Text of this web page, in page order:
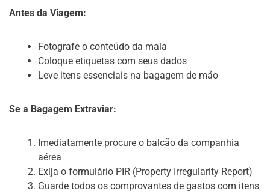
Antes da Viagem:
Fotografe o conteúdo da mala
Coloque etiquetas com seus dados
Leve itens essenciais na bagagem de mão
Se a Bagagem Extraviar:
Imediatamente procure o balcão da companhia
aérea
Exija o formulário PIR (Property Irregularity Report)
Guarde todos os comprovantes de gastos com itens